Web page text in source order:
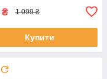
₴ 1 099 ₴
Купити